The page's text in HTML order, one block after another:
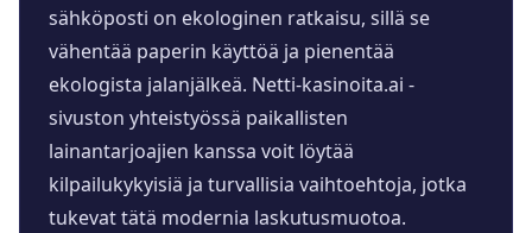
sähköposti on ekologinen ratkaisu, sillä se
vähentää paperin käyttöä ja pienentää
ekologista jalanjälkeä. Netti-kasinoita.ai -
sivuston yhteistyössä paikallisten
lainantarjoajien kanssa voit löytää
kilpailukykyisiä ja turvallisia vaihtoehtoja, jotka
tukevat tätä modernia laskutusmuotoa.